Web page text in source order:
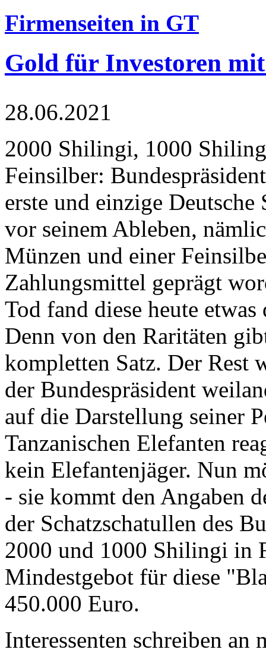
Firmenseiten in GT
Gold für Investoren
28.06.2021
2000 Shilingi, 1000
Feinsilber:
erste und einzige Deutsche
vor seinem Ableben,
Münzen und einer
Zahlungsmittel geprägt
Tod fand diese heute
Denn von den Raritäten
kompletten Satz. Der Rest
der Bundespräsident
auf die Darstellung seiner
Tanzanischen Elefanten
kein Elefantenjäger. Nun
- sie kommt den Angaben
der Schatzschatullen des
2000 und 1000 Shilingi in
Mindestgebot für diese
450.000 Euro.
Interessenten schreiben